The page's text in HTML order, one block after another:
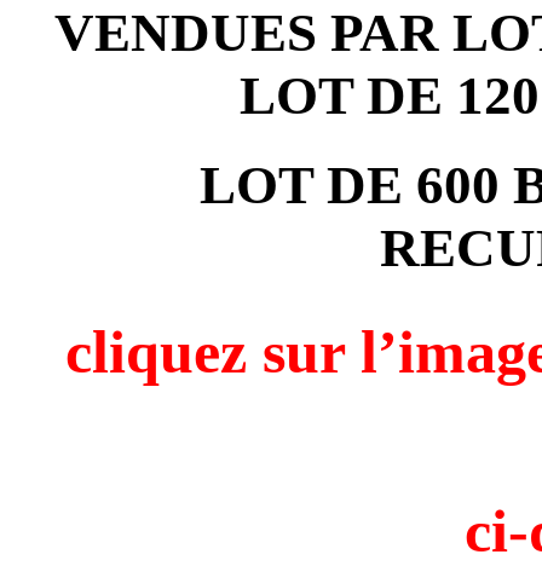
VENDUES PAR
LOT DE
LOT DE 600
cliquez sur
ci-